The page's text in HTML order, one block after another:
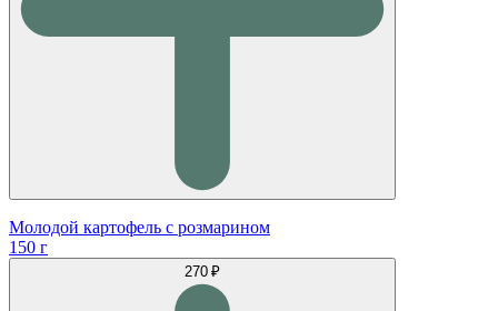
Молодой картофель с розмарином
150 г
270 ₽